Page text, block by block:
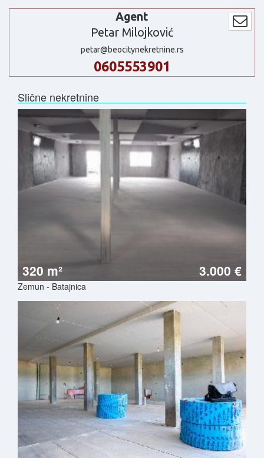
Agent
Petar Milojković
petar@beocitynekretnine.rs
0605553901
Slične nekretnine
320 m² 3.000 €
Zemun - Batajnica